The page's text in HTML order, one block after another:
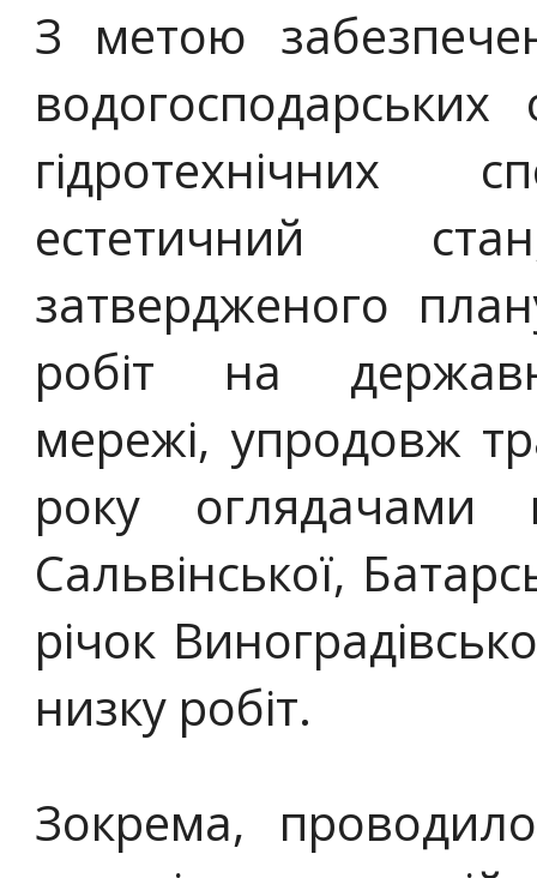
З метою
водогосподарських
естетичний
затвердженого
робіт на
мережі, упродовж
року оглядачами
Сальвінської,
річок
низку робіт.
Зокрема,